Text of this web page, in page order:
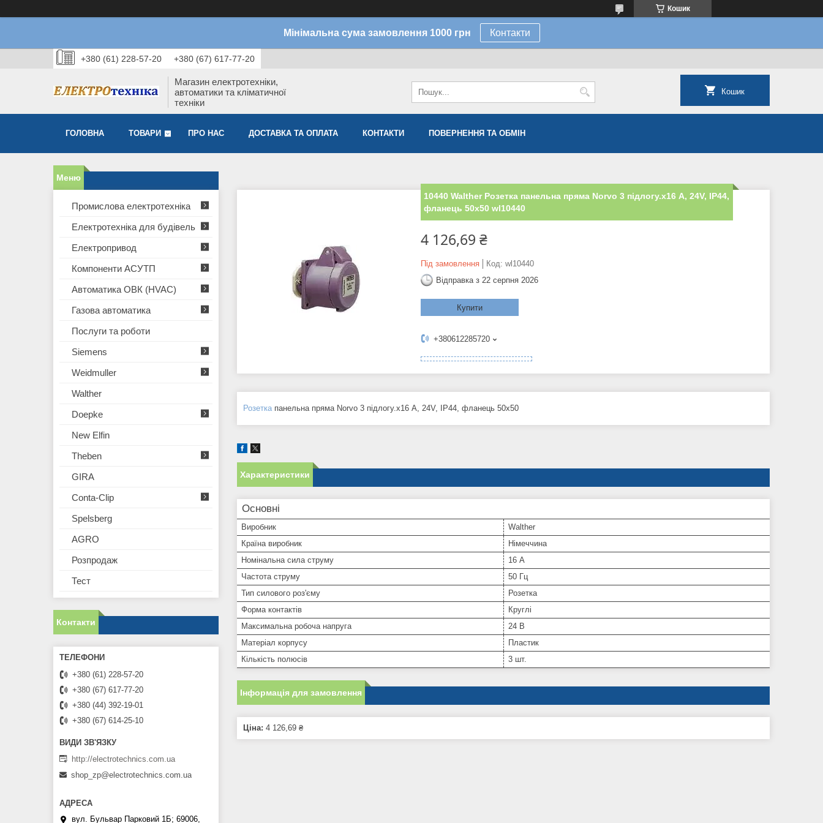
Кошик
Мінімальна сума замовлення 1000 грн Контакти
+380 (61) 228-57-20 +380 (67) 617-77-20
Магазин електротехніки,
автоматики та кліматичної
техніки
Кошик
ГОЛОВНА ТОВАРИ ПРО НАС ДОСТАВКА ТА ОПЛАТА КОНТАКТИ ПОВЕРНЕННЯ ТА ОБМІН
10440 Walther Розетка панельна пряма Norvo 3 підлогу.х16 А, 24V, IP44,
фланець 50х50 wl10440
4 126,69 ₴
Під замовлення Код: wl10440
Відправка з 22 серпня 2026
Купити
+380612285720
Розеткапанельна пряма Norvo 3 підлогу.х16 А, 24V, IP44, фланець 50х50
Характеристики
Основні
Виробник
Walther
Країна виробник
Німеччина
Номінальна сила струму
16 А
Частота струму
50 Гц
Тип силового роз'єму
Розетка
Форма контактів
Круглі
Максимальна робоча напруга
24 В
Матеріал корпусу
Пластик
Кількість полюсів
3 шт.
Інформація для замовлення
Ціна: 4 126,69 ₴
Промислова електротехніка
Електротехніка для будівель
Електропривод
Компоненти АСУТП
Автоматика ОВК (HVAC)
Газова автоматика
Послуги та роботи
Siemens
Weidmuller
Walther
Doepke
New Elfin
Theben
GIRA
Conta-Clip
Spelsberg
AGRO
Розпродаж
Тест
Контакти
+380 (61) 228-57-20
+380 (67) 617-77-20
+380 (44) 392-19-01
+380 (67) 614-25-10
http://electrotechnics.com.ua
shop_zp@electrotechnics.com.ua
вул. Бульвар Парковий 1Б; 69006,